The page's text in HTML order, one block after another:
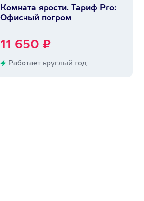
Комната ярости. Тариф Pro:
Офисный погром
11 650 ₽
Работает круглый год